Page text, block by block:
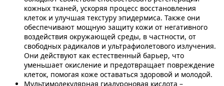
кожных тканей, ускоряя процесс восстановления
клеток и улучшая текстуру эпидермиса. Также они
обеспечивают мощную защиту кожи от негативного
воздействия окружающей среды, в частности, от
свободных радикалов и ультрафиолетового излучения.
Они действуют как естественный барьер, что
уменьшает окисление и предотвращает повреждение
клеток, помогая коже оставаться здоровой и молодой.
Мультимолекулярная гиалуроновая кислота –